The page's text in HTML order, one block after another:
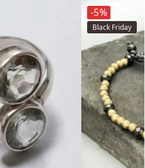
-5%
Black Friday